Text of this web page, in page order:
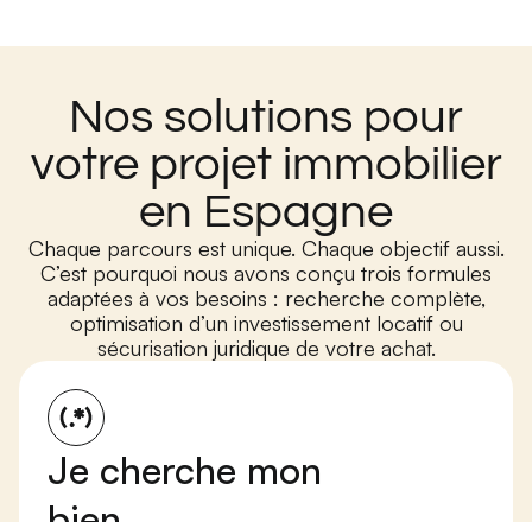
Nos solutions pour
votre projet immobilier
en Espagne
Chaque parcours est unique. Chaque objectif aussi.
C’est pourquoi nous avons conçu trois formules
adaptées à vos besoins : recherche complète,
optimisation d’un investissement locatif ou
sécurisation juridique de votre achat.
Je cherche mon